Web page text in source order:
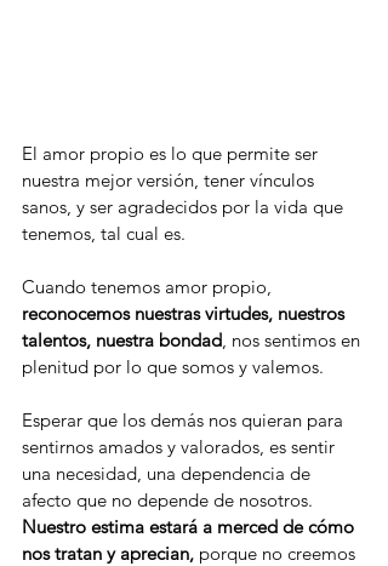
El amor propio es lo que permite ser
nuestra mejor versión, tener vínculos
sanos, y ser agradecidos por la vida que
tenemos, tal cual es.
Cuando tenemos amor propio,
reconocemos nuestras virtudes, nuestros
talentos, nuestra bondad, nos sentimos en
plenitud por lo que somos y valemos.
Esperar que los demás nos quieran para
sentirnos amados y valorados, es sentir
una necesidad, una dependencia de
afecto que no depende de nosotros.
Nuestro estima estará a merced de cómo
nos tratan y aprecian, porque no creemos